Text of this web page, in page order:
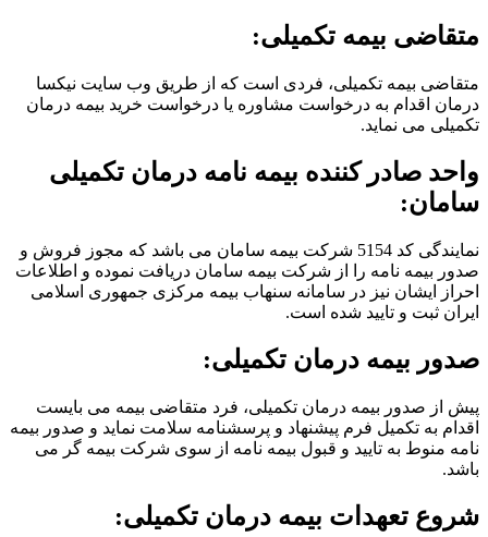
متقاضی بیمه تکمیلی:
متقاضی بیمه تکمیلی، فردی است که از طریق وب سایت نیکسا
درمان اقدام به درخواست مشاوره یا درخواست خرید بیمه درمان
تکمیلی می نماید.
واحد صادر کننده بیمه نامه درمان تکمیلی
سامان:
نمایندگی کد 5154 شرکت بیمه سامان می باشد که مجوز فروش و
صدور بیمه نامه را از شرکت بیمه سامان دریافت نموده و اطلاعات
احراز ایشان نیز در سامانه سنهاب بیمه مرکزی جمهوری اسلامی
ایران ثبت و تایید شده است.
صدور بیمه درمان تکمیلی:
پیش از صدور بیمه درمان تکمیلی، فرد متقاضی بیمه می بایست
اقدام به تکمیل فرم پیشنهاد و پرسشنامه سلامت نماید و صدور بیمه
نامه منوط به تایید و قبول بیمه نامه از سوی شرکت بیمه گر می
باشد.
شروع تعهدات بیمه درمان تکمیلی: